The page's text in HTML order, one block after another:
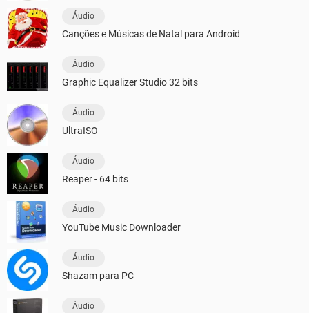
Áudio
Canções e Músicas de Natal para Android
Áudio
Graphic Equalizer Studio 32 bits
Áudio
UltraISO
Áudio
Reaper - 64 bits
Áudio
YouTube Music Downloader
Áudio
Shazam para PC
Áudio